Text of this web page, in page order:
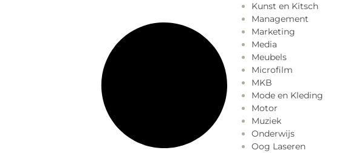
Kunst en Kitsch
Management
Marketing
Media
Meubels
Microfilm
MKB
Mode en Kleding
Motor
Muziek
Onderwijs
Oog Laseren